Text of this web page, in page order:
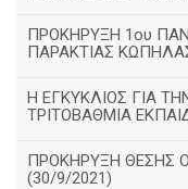
ΠΡΟΚΗΡΥΞΗ 1ου
ΠΑΡΑΚΤΙΑΣ
Η ΕΓΚΥΚΛΙΟΣ ΓΙΑ
ΤΡΙΤΟΒΑΘΜΙΑ
ΠΡΟΚΗΡΥΞΗ ΘΕΣΗΣ
(30/9/2021)